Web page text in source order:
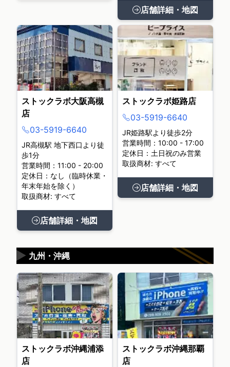
店舗詳細・地図
ストックラボ大阪高槻
店
03-5919-6640
JR高槻駅 地下西口より徒
歩1分
営業時間：11:00 - 20:00
定休日：なし（臨時休業・
年末年始を除く）
取扱商材: すべて
店舗詳細・地図
ストックラボ姫路店
03-5919-6640
JR姫路駅より徒歩2分
営業時間：10:00 - 17:00
定休日：土日祝のみ営業
取扱商材: すべて
店舗詳細・地図
九州・沖縄
▶
ストックラボ沖縄浦添
店
ストックラボ沖縄那覇
店